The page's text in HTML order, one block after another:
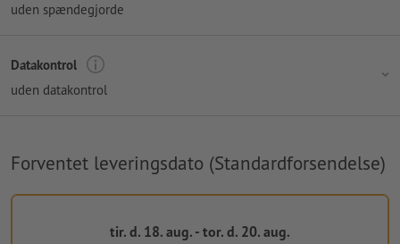
uden spændegjorde
Datakontrol
uden datakontrol
Forventet leveringsdato (Standardforsendelse)
tir. d. 18. aug. - tor. d. 20. aug.